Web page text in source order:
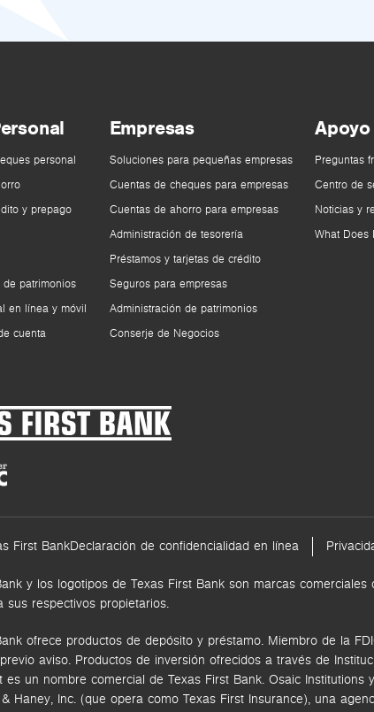
personal
y prepago
de patrimonios
en línea y móvil
cuenta
Empresas
Soluciones para pequeñas empresas
Cuentas de cheques para empresas
Cuentas de ahorro para empresas
Administración de tesorería
Préstamos y tarjetas de crédito
Seguros para empresas
Administración de patrimonios
Conserje de Negocios
Preguntas
Centro de
Noticias y
What Does
First BankDeclaración de confidencialidad en línea
y los logotipos de Texas First Bank son marcas
sus respectivos propietarios.
ofrece productos de depósito y préstamo. Miembro de la
aviso. Productos de inversión ofrecidos a través de
es un nombre comercial de Texas First Bank. Osaic Institutions
& Haney, Inc. (que opera como Texas First Insurance), una